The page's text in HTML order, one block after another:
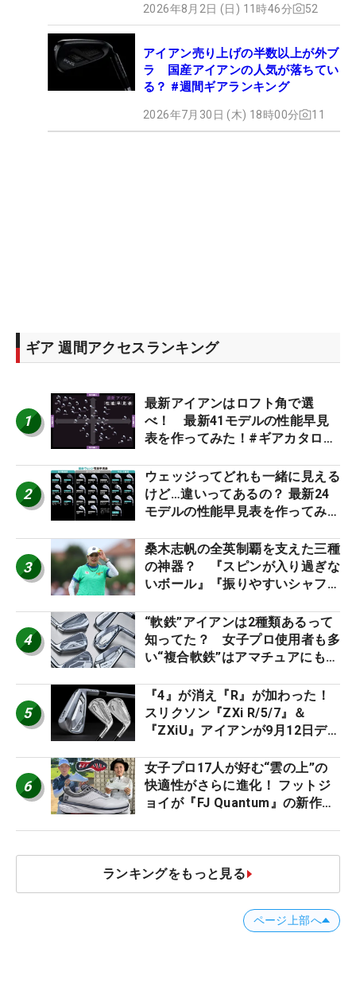
2026年8月2日 (日) 11時46分 52
アイアン売り上げの半数以上が外ブ
ラ 国産アイアンの人気が落ちてい
る？ #週間ギアランキング
2026年7月30日 (木) 18時00分 11
ギア 週間アクセスランキング
1
最新アイアンはロフト角で選
べ！ 最新41モデルの性能早見
表を作ってみた！#ギアカタログ
2
ウェッジってどれも一緒に見える
けど…違いってあるの？ 最新24
モデルの性能早見表を作ってみ
3
桑木志帆の全英制覇を支えた三種
の神器？ 『スピンが入り過ぎな
いボール』『振りやすいシャフ
ー』 #女子プロセッティング
4
“軟鉄”アイアンは2種類あるって
知ってた？ 女子プロ使用者も多
い“複合軟鉄”はアマチュアにもオ
5
『4』が消え『R』が加わった！
スリクソン『ZXi R/5/7』＆
『ZXiU』アイアンが9月12日デ
6
女子プロ17人が好む“雲の上”の
快適性がさらに進化！ フットジ
ョイが『FJ Quantum』の新作を
ランキングをもっと見る
ページ上部へ